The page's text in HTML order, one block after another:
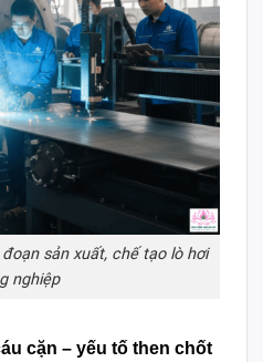
sản xuất, chế tạo lò hơi
nghiệp
cặn – yếu tố then chốt